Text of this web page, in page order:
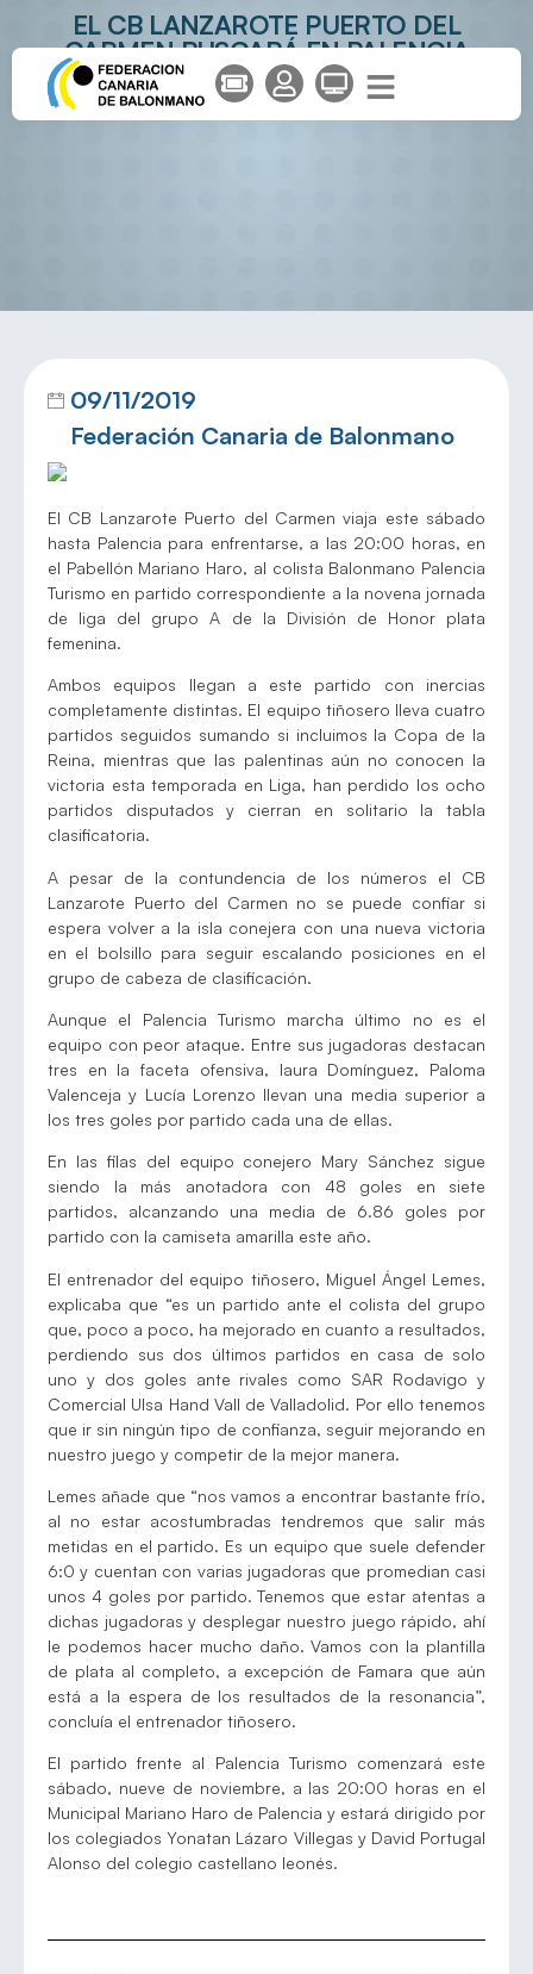
EL CB LANZAROTE PUERTO DEL
CARMEN BUSCARÁ EN PALENCIA
SEGUIR COSECHANDO VICTORIAS
09/11/2019
Federación Canaria de Balonmano
El CB Lanzarote Puerto del Carmen viaja este sábado
hasta Palencia para enfrentarse, a las 20:00 horas, en
el Pabellón Mariano Haro, al colista Balonmano Palencia
Turismo en partido correspondiente a la novena jornada
de liga del grupo A de la División de Honor plata
femenina.
Ambos equipos llegan a este partido con inercias
completamente distintas. El equipo tiñosero lleva cuatro
partidos seguidos sumando si incluimos la Copa de la
Reina, mientras que las palentinas aún no conocen la
victoria esta temporada en Liga, han perdido los ocho
partidos disputados y cierran en solitario la tabla
clasificatoria.
A pesar de la contundencia de los números el CB
Lanzarote Puerto del Carmen no se puede confiar si
espera volver a la isla conejera con una nueva victoria
en el bolsillo para seguir escalando posiciones en el
grupo de cabeza de clasificación.
Aunque el Palencia Turismo marcha último no es el
equipo con peor ataque. Entre sus jugadoras destacan
tres en la faceta ofensiva, laura Domínguez, Paloma
Valenceja y Lucía Lorenzo llevan una media superior a
los tres goles por partido cada una de ellas.
En las filas del equipo conejero Mary Sánchez sigue
siendo la más anotadora con 48 goles en siete
partidos, alcanzando una media de 6.86 goles por
partido con la camiseta amarilla este año.
El entrenador del equipo tiñosero, Miguel Ángel Lemes,
explicaba que “es un partido ante el colista del grupo
que, poco a poco, ha mejorado en cuanto a resultados,
perdiendo sus dos últimos partidos en casa de solo
uno y dos goles ante rivales como SAR Rodavigo y
Comercial Ulsa Hand Vall de Valladolid. Por ello tenemos
que ir sin ningún tipo de confianza, seguir mejorando en
nuestro juego y competir de la mejor manera.
Lemes añade que “nos vamos a encontrar bastante frío,
al no estar acostumbradas tendremos que salir más
metidas en el partido. Es un equipo que suele defender
6:0 y cuentan con varias jugadoras que promedian casi
unos 4 goles por partido. Tenemos que estar atentas a
dichas jugadoras y desplegar nuestro juego rápido, ahí
le podemos hacer mucho daño. Vamos con la plantilla
de plata al completo, a excepción de Famara que aún
está a la espera de los resultados de la resonancia”,
concluía el entrenador tiñosero.
El partido frente al Palencia Turismo comenzará este
sábado, nueve de noviembre, a las 20:00 horas en el
Municipal Mariano Haro de Palencia y estará dirigido por
los colegiados Yonatan Lázaro Villegas y David Portugal
Alonso del colegio castellano leonés.